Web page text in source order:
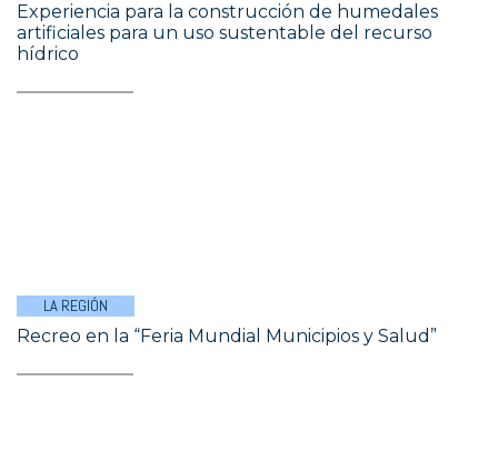
Experiencia para la construcción de humedales
artificiales para un uso sustentable del recurso
hídrico
LA REGIÓN
Recreo en la “Feria Mundial Municipios y Salud”